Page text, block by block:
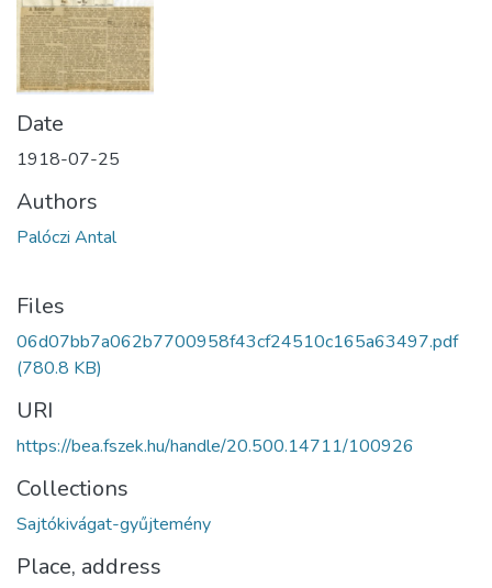
Date
1918-07-25
Authors
Palóczi Antal
Files
06d07bb7a062b7700958f43cf24510c165a63497.pdf
(780.8 KB)
URI
https://bea.fszek.hu/handle/20.500.14711/100926
Collections
Sajtókivágat-gyűjtemény
Place, address